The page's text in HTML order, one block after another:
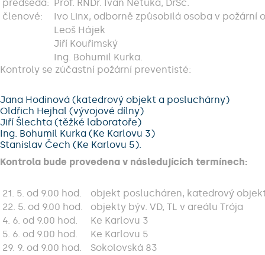
předseda: Prof. RNDr. Ivan Netuka, DrSc.
členové:
Ivo Linx, odborně způsobilá osoba v požární
Leoš Hájek
Jiří Kouřimský
Ing. Bohumil Kurka.
Kontroly se zúčastní požární preventisté:
Jana Hodinová (katedrový objekt a posluchárny)
Oldřich Hejhal (vývojové dílny)
Jiří Šlechta (těžké laboratoře)
Ing. Bohumil Kurka (Ke Karlovu 3)
Stanislav Čech (Ke Karlovu 5).
Kontrola bude provedena v následujících termínech:
21. 5. od 9.00 hod.
objekt poslucháren, katedrový
22. 5. od 9.00 hod.
objekty býv. VD, TL v areálu Trója
4. 6. od 9.00 hod.
Ke Karlovu 3
5. 6. od 9.00 hod.
Ke Karlovu 5
29. 9. od 9.00 hod.
Sokolovská 83